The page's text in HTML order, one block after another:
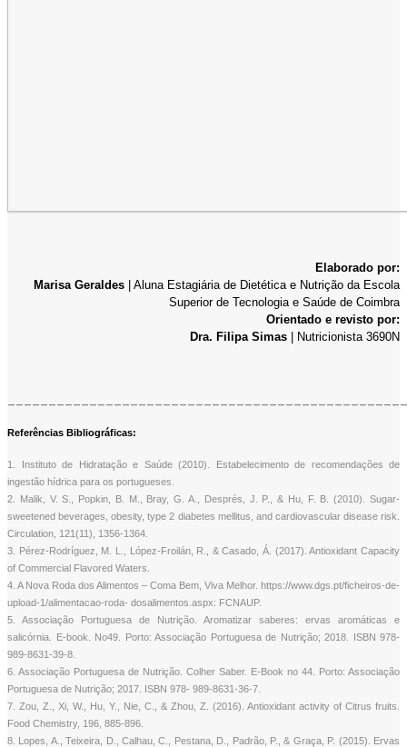
Elaborado por:
Marisa Geraldes | Aluna Estagiária de Dietética e Nutrição da Escola
Superior de Tecnologia e Saúde de Coimbra
Orientado e revisto por:
Dra. Filipa Simas | Nutricionista 3690N
Referências Bibliográficas:
1. Instituto de Hidratação e Saúde (2010). Estabelecimento de recomendações de
ingestão hídrica para os portugueses.
2. Malik, V. S., Popkin, B. M., Bray, G. A., Després, J. P., & Hu, F. B. (2010). Sugar-
sweetened beverages, obesity, type 2 diabetes mellitus, and cardiovascular disease risk.
Circulation, 121(11), 1356-1364.
3. Pérez-Rodríguez, M. L., López-Froilán, R., & Casado, Á. (2017). Antioxidant Capacity
of Commercial Flavored Waters.
4. A Nova Roda dos Alimentos – Coma Bem, Viva Melhor. https://www.dgs.pt/ficheiros-de-
upload-1/alimentacao-roda- dosalimentos.aspx: FCNAUP.
5. Associação Portuguesa de Nutrição. Aromatizar saberes: ervas aromáticas e
salicórnia. E-book. No49. Porto: Associação Portuguesa de Nutrição; 2018. ISBN 978-
989-8631-39-8.
6. Associação Portuguesa de Nutrição. Colher Saber. E-Book no 44. Porto: Associação
Portuguesa de Nutrição; 2017. ISBN 978- 989-8631-36-7.
7. Zou, Z., Xi, W., Hu, Y., Nie, C., & Zhou, Z. (2016). Antioxidant activity of Citrus fruits.
Food Chemistry, 196, 885-896.
8. Lopes, A., Teixeira, D., Calhau, C., Pestana, D., Padrão, P., & Graça, P. (2015). Ervas